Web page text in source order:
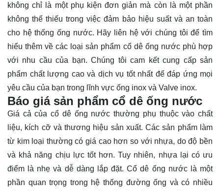
không chỉ là một phụ kiện đơn giản mà còn là một phần
không thể thiếu trong việc đảm bảo hiệu suất và an toàn
cho hệ thống ống nước. Hãy
liên hệvới chúng tôi để tìm
hiểu thêm về các loại sản phẩm cổ dê ống nước phù hợp
với nhu cầu của bạn. Chúng tôi cam kết cung cấp sản
phẩm chất lượng cao và dịch vụ tốt nhất để đáp ứng mọi
yêu cầu của bạn trong lĩnh vực ống inox và Valve inox.
Báo giá sản phẩm cổ dê ống nước
Giá cả của cổ dê ống nước thường phụ thuộc vào chất
liệu, kích cỡ và thương hiệu sản xuất. Các sản phẩm làm
từ kim loại thường có giá cao hơn so với nhựa, do độ bền
và khả năng chịu lực tốt hơn. Tuy nhiên, nhựa lại có ưu
điểm là nhẹ và dễ dàng lắp đặt. Cổ dê ống nước là một
phần quan trọng trong hệ thống đường ống và có nhiều